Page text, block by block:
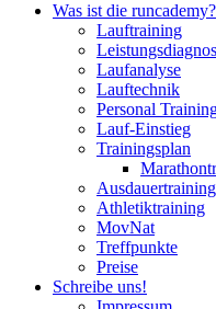
Was ist die runcademy?
Lauftraining
Laufanalyse
Lauftechnik
Personal
Lauf-Einstieg
Trainingsplan
Ausdauertraining
Athletiktraining
MovNat
Treffpunkte
Preise
Schreibe uns!